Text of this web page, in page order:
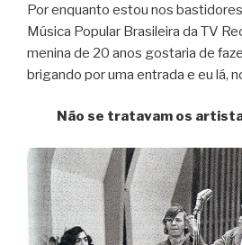
Por enquanto estou nos
Música Popular Brasileira da TV
menina de 20 anos gostaria de
brigando por uma entrada e eu lá,
Não se tratavam os